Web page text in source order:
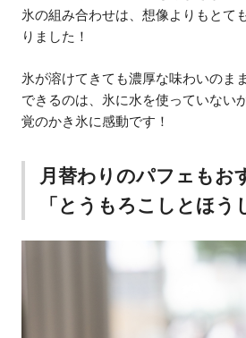
氷の組み合わせは、想像よりもとて
りました！
氷が溶けてきても濃厚な味わいのま
できるのは、氷に水を使っていない
覚のかき氷に感動です！
月替わりのパフェもお
「とうもろこしとほう